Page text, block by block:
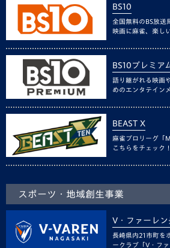
BS10
全国無料のBS放送
映画に麻雀、楽し
BS10プレミア
語り継がれる映画
めのエンタテイン
BEAST X
麻雀プロリーグ「
こちらをチェック！
スポーツ・地域創生事業
V・ファーレン
長崎県内21市町を
ークラブ「V・ファ